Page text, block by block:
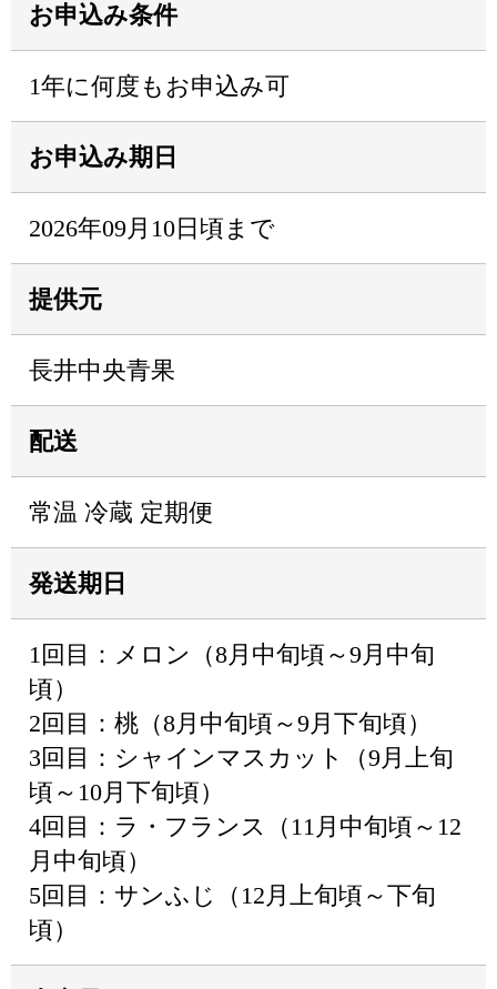
お申込み条件
1年に何度もお申込み可
お申込み期日
2026年09月10日頃まで
提供元
長井中央青果
配送
常温 冷蔵 定期便
発送期日
1回目：メロン（8月中旬頃～9月中旬
頃）
2回目：桃（8月中旬頃～9月下旬頃）
3回目：シャインマスカット（9月上旬
頃～10月下旬頃）
4回目：ラ・フランス（11月中旬頃～12
月中旬頃）
5回目：サンふじ（12月上旬頃～下旬
頃）